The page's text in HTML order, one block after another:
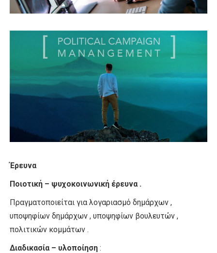
Έρευνα
Ποιοτική – ψυχοκοινωνική έρευνα .
Πραγματοποιείται για λογαριασμό δημάρχων ,
υποψηφίων δημάρχων , υποψηφίων βουλευτών ,
πολιτικών κομμάτων .
Διαδικασία – υλοποίηση :